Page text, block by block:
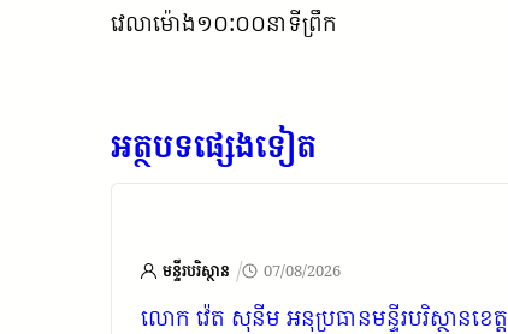
វេលាម៉ោង១០:០០នាទីព្រឹក
អត្ថបទផ្សេងទៀត
មន្ទីរបរិស្ថាន / 07/08/2026
លោក វ៉េត សុនីម អនុប្រធានមន្ទីរបរិស្ថានខេត្ត